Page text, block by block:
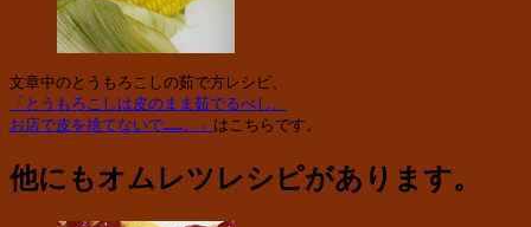
「とうもろこしは皮のまま茹でるべし。
お店で皮を捨てないで……。」 はこちらです。
他にもオムレツレシピがあります。